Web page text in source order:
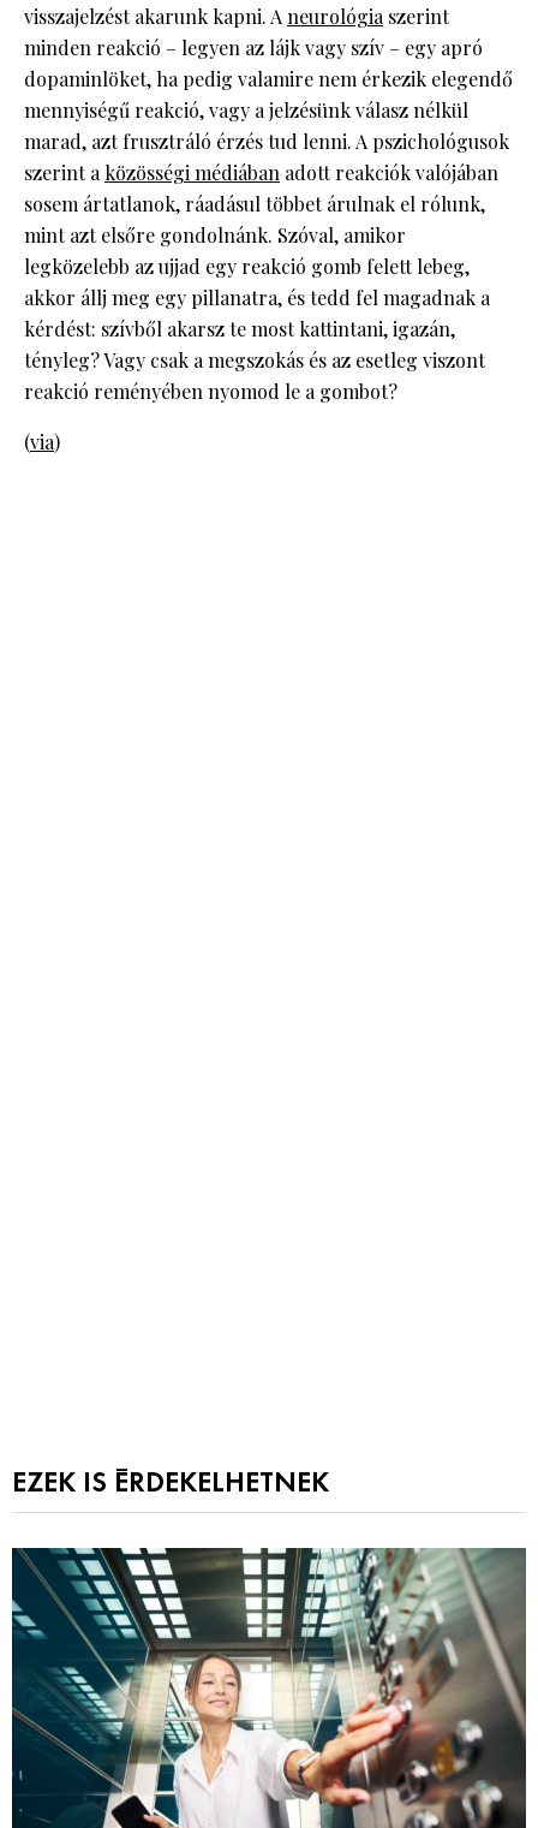
visszajelzést akarunk kapni. Aneurológiaszerint
minden reakció – legyen az lájk vagy szív – egy apró
dopaminlöket, ha pedig valamire nem érkezik elegendő
mennyiségű reakció, vagy a jelzésünk válasz nélkül
marad, azt frusztráló érzés tud lenni. A pszichológusok
szerint aközösségi médiában adott reakciók valójában
sosem ártatlanok, ráadásul többet árulnak el rólunk,
mint azt elsőre gondolnánk. Szóval, amikor
legközelebb az ujjad egy reakció gomb felett lebeg,
akkor állj meg egy pillanatra, és tedd fel magadnak a
kérdést: szívből akarsz te most kattintani, igazán,
tényleg? Vagy csak a megszokás és az esetleg viszont
reakció reményében nyomod le a gombot?
(via)
EZEK IS ÉRDEKELHETNEK